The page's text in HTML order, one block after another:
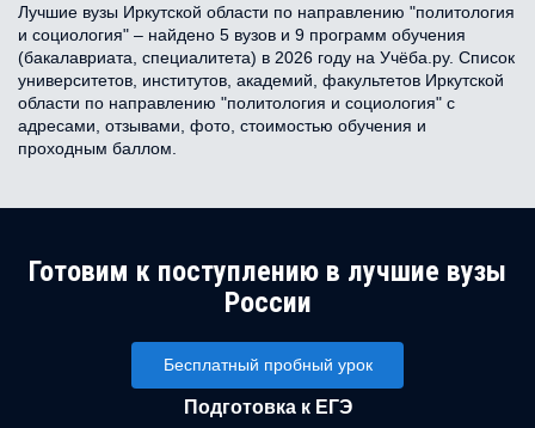
Лучшие вузы Иркутской области по направлению "политология
и социология" – найдено 5 вузов и 9 программ обучения
(бакалавриата, специалитета) в 2026 году на Учёба.ру. Список
университетов, институтов, академий, факультетов Иркутской
области по направлению "политология и социология" с
адресами, отзывами, фото, стоимостью обучения и
проходным баллом.
Готовим к поступлению в лучшие вузы
России
Бесплатный пробный урок
Подготовка к ЕГЭ